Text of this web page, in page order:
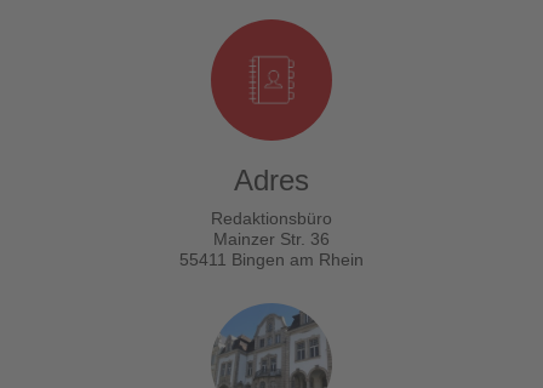
Adres
Redaktionsbüro
Mainzer Str. 36
55411 Bingen am Rhein